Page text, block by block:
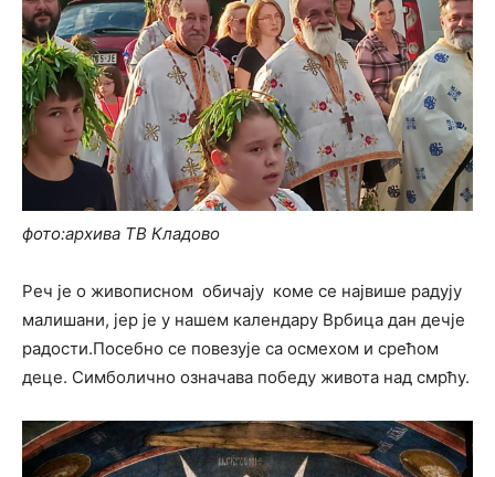
фото:архива ТВ Кладово
Реч је о живописном обичају коме се највише радују
малишани, јер је у нашем календару Врбица дан дечје
радости.Посебно се повезује са осмехом и срећом
деце. Симболично означава победу живота над смрћу.